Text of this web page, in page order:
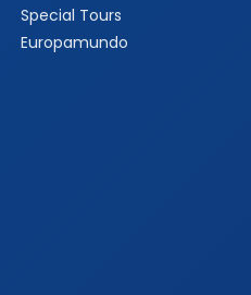
Special Tours
Europamundo